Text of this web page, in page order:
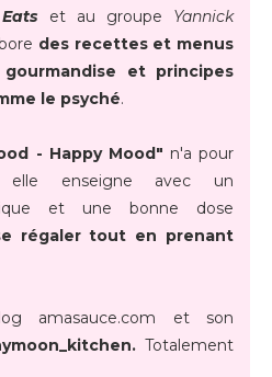
et au groupe Yannick
des recettes et menus
et principes
le psyché.
- Happy Mood" n'a pour
elle enseigne avec un
et une bonne dose
régaler tout en prenant
amasauce.com et son
Totalement